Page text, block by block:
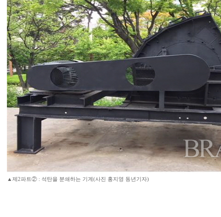
▲제2파트② : 석탄을 분쇄하는 기계(사진 홍지영 동년기자)